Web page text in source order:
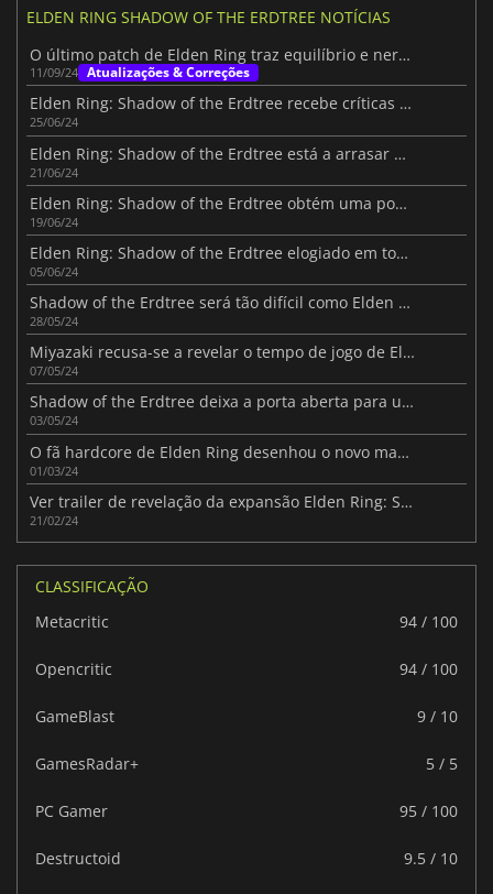
ELDEN RING SHADOW OF THE ERDTREE NOTÍCIAS
O último patch de Elden Ring traz equilíbrio e nerfs para o chefe final de Shadow of the Erdtree
11/09/24 Atualizações & Correções
Elden Ring: Shadow of the Erdtree recebe críticas mistas no Steam
25/06/24
Elden Ring: Shadow of the Erdtree está a arrasar nas tabelas do Steam
21/06/24
Elden Ring: Shadow of the Erdtree obtém uma pontuação fantástica no Metacritic
19/06/24
Elden Ring: Shadow of the Erdtree elogiado em todas as análises
05/06/24
Shadow of the Erdtree será tão difícil como Elden Ring
28/05/24
Miyazaki recusa-se a revelar o tempo de jogo de Elden Ring: Shadow of the Erdtree
07/05/24
Shadow of the Erdtree deixa a porta aberta para uma sequela de Elden Ring
03/05/24
O fã hardcore de Elden Ring desenhou o novo mapa DLC apenas a partir de um trailer de 4 minutos
01/03/24
Ver trailer de revelação da expansão Elden Ring: Shadow of the Erdtree
21/02/24
CLASSIFICAÇÃO
Metacritic
94 / 100
Opencritic 94 / 100
GameBlast 9 / 10
GamesRadar+ 5 / 5
PC Gamer 95 / 100
Destructoid 9.5 / 10